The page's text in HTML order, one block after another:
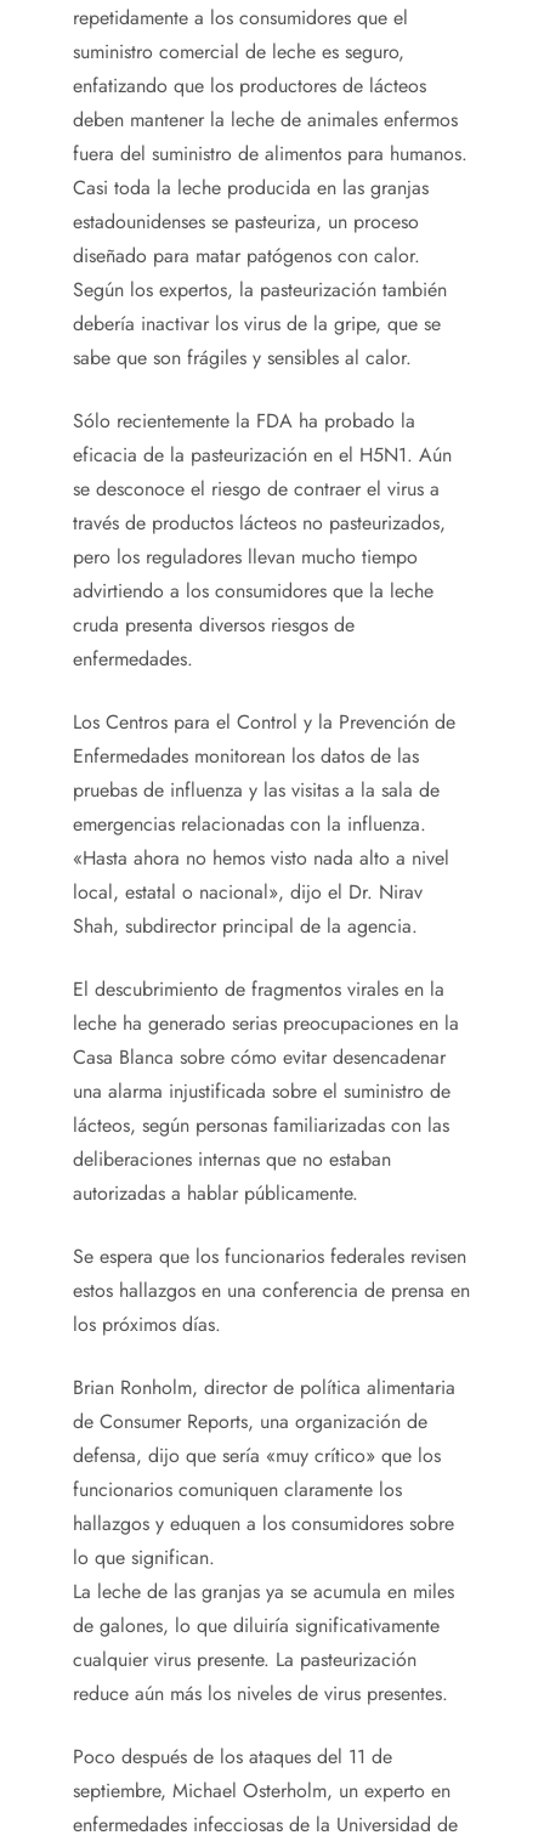
repetidamente a los consumidores que el
suministro comercial de leche es seguro,
enfatizando que los productores de lácteos
deben mantener la leche de animales enfermos
fuera del suministro de alimentos para humanos.
Casi toda la leche producida en las granjas
estadounidenses se pasteuriza, un proceso
diseñado para matar patógenos con calor.
Según los expertos, la pasteurización también
debería inactivar los virus de la gripe, que se
sabe que son frágiles y sensibles al calor.
Sólo recientemente la FDA ha probado la
eficacia de la pasteurización en el H5N1. Aún
se desconoce el riesgo de contraer el virus a
través de productos lácteos no pasteurizados,
pero los reguladores llevan mucho tiempo
advirtiendo a los consumidores que la leche
cruda presenta diversos riesgos de
enfermedades.
Los Centros para el Control y la Prevención de
Enfermedades monitorean los datos de las
pruebas de influenza y las visitas a la sala de
emergencias relacionadas con la influenza.
«Hasta ahora no hemos visto nada alto a nivel
local, estatal o nacional», dijo el Dr. Nirav
Shah, subdirector principal de la agencia.
El descubrimiento de fragmentos virales en la
leche ha generado serias preocupaciones en la
Casa Blanca sobre cómo evitar desencadenar
una alarma injustificada sobre el suministro de
lácteos, según personas familiarizadas con las
deliberaciones internas que no estaban
autorizadas a hablar públicamente.
Se espera que los funcionarios federales revisen
estos hallazgos en una conferencia de prensa en
los próximos días.
Brian Ronholm, director de política alimentaria
de Consumer Reports, una organización de
defensa, dijo que sería «muy crítico» que los
funcionarios comuniquen claramente los
hallazgos y eduquen a los consumidores sobre
lo que significan.
La leche de las granjas ya se acumula en miles
de galones, lo que diluiría significativamente
cualquier virus presente. La pasteurización
reduce aún más los niveles de virus presentes.
Poco después de los ataques del 11 de
septiembre, Michael Osterholm, un experto en
enfermedades infecciosas de la Universidad de